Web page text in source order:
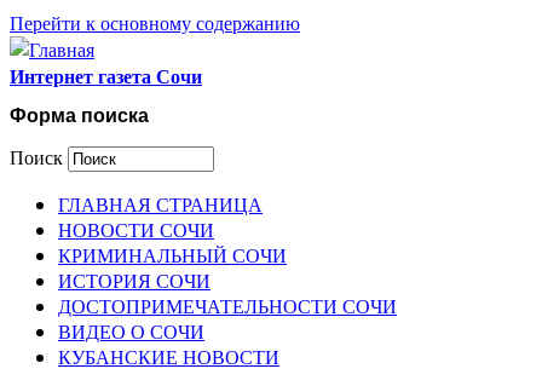
Перейти к основному содержанию
Интернет газета Сочи
Форма поиска
Поиск
ГЛАВНАЯ СТРАНИЦА
НОВОСТИ СОЧИ
КРИМИНАЛЬНЫЙ СОЧИ
ИСТОРИЯ СОЧИ
ДОСТОПРИМЕЧАТЕЛЬНОСТИ СОЧИ
ВИДЕО О СОЧИ
КУБАНСКИЕ НОВОСТИ